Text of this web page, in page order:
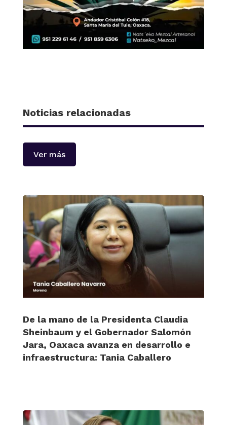
Noticias relacionadas
Ver más
De la mano de la Presidenta Claudia
Sheinbaum y el Gobernador Salomón
Jara, Oaxaca avanza en desarrollo e
infraestructura: Tania Caballero